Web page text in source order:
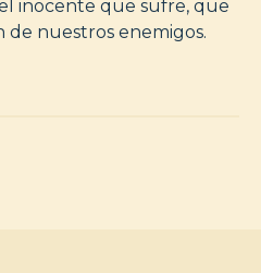
inocente que sufre, que
de nuestros enemigos.